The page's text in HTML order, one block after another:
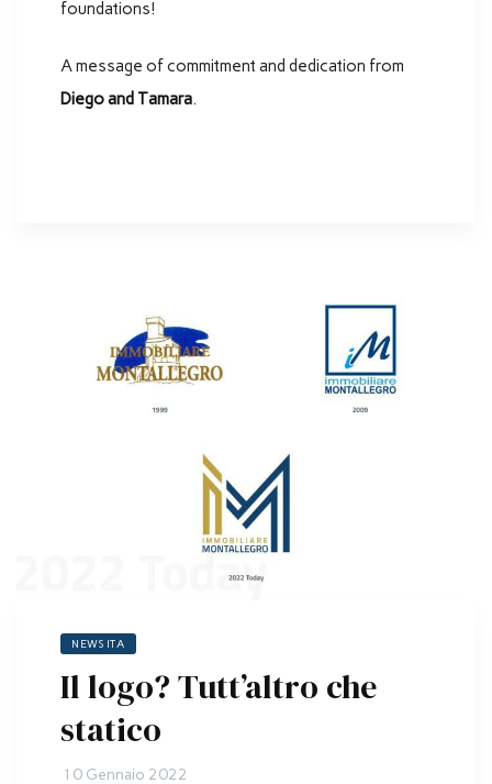
foundations!
A message of commitment and dedication from
Diego and Tamara.
NEWS ITA
Il logo? Tutt’altro che
statico
10 Gennaio 2022